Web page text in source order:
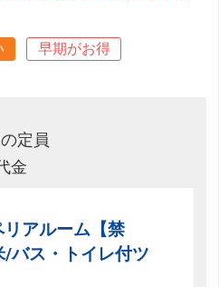
早期がお得
定員
金
アルーム【禁
バス・トイレ付ツ